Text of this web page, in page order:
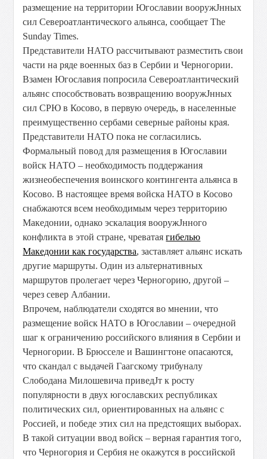
размещение на территории Югославии вооружЈнных
сил Североатлантического альянса, сообщает The
Sunday Times.
Представители НАТО рассчитывают разместить свои
части на ряде военных баз в Сербии и Черногории.
Взамен Югославия попросила Североатлантический
альянс способствовать возвращению вооружЈнных
сил СРЮ в Косово, в первую очередь, в населенные
преимущественно сербами северные районы края.
Представители НАТО пока не согласились.
Формальный повод для размещения в Югославии
войск НАТО – необходимость поддержания
жизнеобеспечения воинского контингента альянса в
Косово. В настоящее время войска НАТО в Косово
снабжаются всем необходимым через территорию
Македонии, однако эскалация вооружЈнного
конфликта в этой стране, чреватаягибелью
Македонии как государства, заставляет альянс искать
другие маршруты. Один из альтернативных
маршрутов пролегает через Черногорию, другой –
через север Албании.
Впрочем, наблюдатели сходятся во мнении, что
размещение войск НАТО в Югославии – очередной
шаг к ограничению российского влияния в Сербии и
Черногории. В Брюсселе и Вашингтоне опасаются,
что скандал с выдачей Гаагскому трибуналу
Слободана Милошевича приведЈт к росту
популярности в двух югославских республиках
политических сил, ориентированных на альянс с
Россией, и победе этих сил на предстоящих выборах.
В такой ситуации ввод войск – верная гарантия того,
что Черногория и Сербия не окажутся в российской